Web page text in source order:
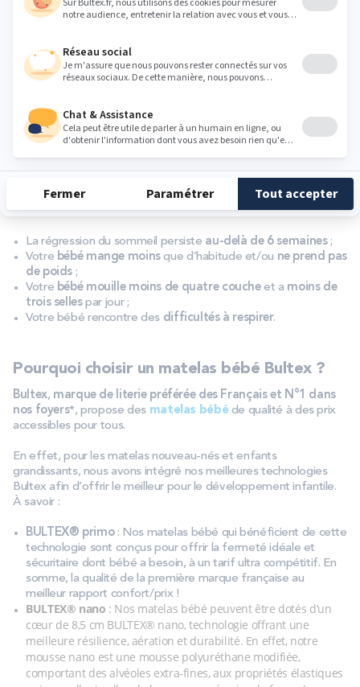
Lematelas bébé 70x140;
Larégression du sommeil bébé à 4 mois
n’est pas amusante
mais demeure essentielle. Vous l’avez compris, la clé est d’aider
Il est donc inutile de consulter un pédiatre, sauf si vous
remarquez l’un de ces signes :
La régression du sommeil persiste au-delà de 6 semaines;
Votre bébé mange moinsque d’habitude et/ou ne prend pas
de poids ;
Votre bébé mouille moins de quatre coucheet a moins de
trois sellespar jour ;
Votre bébé rencontre des difficultés à respirer.
Pourquoi choisir un matelas bébé Bultex ?
Bultex, marque de literie préférée des Français et N°1 dans
nos foyers*, propose des matelas bébé de qualité à des prix
accessibles pour tous.
En effet, pour les matelas nouveau-nés et enfants
grandissants, nous avons intégré nos meilleures technologies
Bultex afin d’offrir le meilleur pour le développement infantile.
À savoir :
BULTEX® primo: Nos matelas bébé qui bénéficient de cette
technologie sont conçus pour offrir la fermeté idéale et
sécuritaire dont bébé a besoin, à un tarif ultra compétitif. En
somme, la qualité de la première marque française au
meilleur rapport confort/prix !
BULTEX® nano : Nos matelas bébé peuvent être dotés d’un
cœur de 8,5 cm BULTEX® nano, technologie offrant une
meilleure résilience, aération et durabilité. En effet, notre
mousse nano est une mousse polyuréthane modifiée,
comportant des alvéoles extra-fines, aux propriétés élastiques